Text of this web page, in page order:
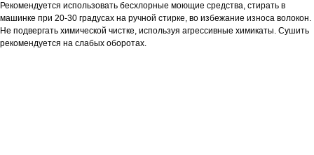
Рекомендуется использовать бесхлорные моющие средства, стирать в
машинке при 20-30 градусах на ручной стирке, во избежание износа волокон.
Не подвергать химической чистке, используя агрессивные химикаты. Сушить
рекомендуется на слабых оборотах.